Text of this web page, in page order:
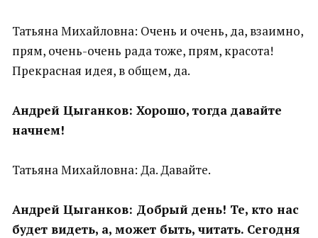
Татьяна Михайловна: Очень и очень, да, взаимно,
прям, очень-очень рада тоже, прям, красота!
Прекрасная идея, в общем, да.
Андрей Цыганков: Хорошо, тогда давайте
начнем!
Татьяна Михайловна: Да. Давайте.
Андрей Цыганков: Добрый день! Те, кто нас
будет видеть, а, может быть, читать. Сегодня